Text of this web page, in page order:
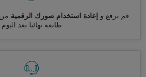
قم برفع و إعادة استخدام صورك الرقمية
طابعة نهائيا بعد اليوم